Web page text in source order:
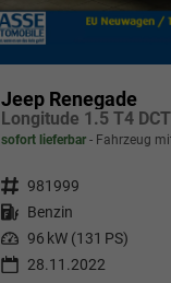
Jeep Renegade
sofort lieferbar Fahrzeug
Fahrzeugnr. 981999
Kraftstoff Benzin
Leistung 96 kW (131 PS)
28.11.2022